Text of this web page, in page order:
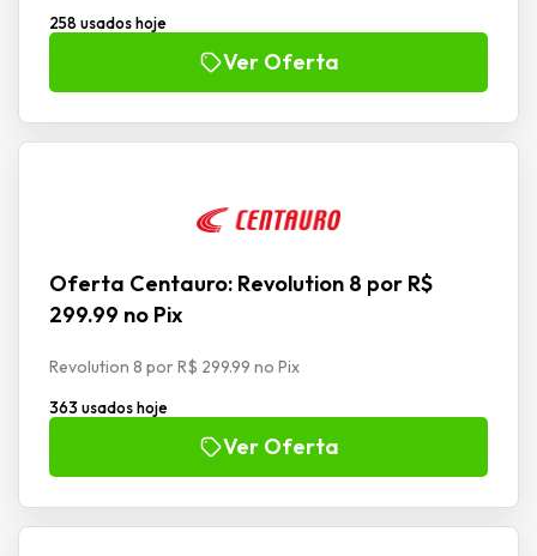
258 usados hoje
Ver Oferta
Oferta Centauro: Revolution 8 por R$
299.99 no Pix
Revolution 8 por R$ 299.99 no Pix
363 usados hoje
Ver Oferta